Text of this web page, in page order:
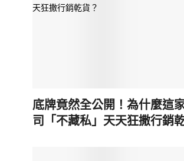
底牌竟然全公開！為什麼這
司「不藏私」天天狂撒行銷